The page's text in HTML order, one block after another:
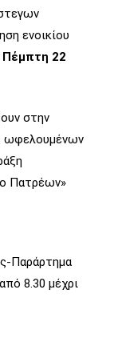
ενοικίου
22
στην
ωφελουμένων
Πατρέων»
Παράρτημα
8.30 μέχρι